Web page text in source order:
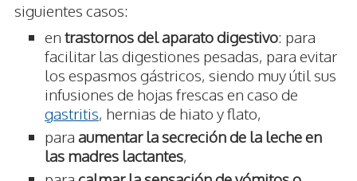
siguientes casos:
en trastornos del aparato digestivo: para
facilitar las digestiones pesadas, para evitar
los espasmos gástricos, siendo muy útil sus
infusiones de hojas frescas en caso de
gastritis, hernias de hiato y flato,
para aumentar la secreción de la leche en
las madres lactantes,